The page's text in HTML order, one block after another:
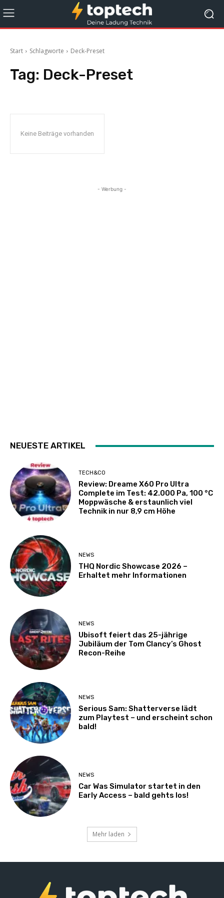
Start Schlagworte Deck-Preset
Tag: Deck-Preset
Keine Beiträge vorhanden
- Werbung -
NEUESTE ARTIKEL
TECH&CO
Review: Dreame X60 Pro Ultra
Complete im Test: 42.000 Pa, 100 °C
Moppwäsche & erstaunlich viel
Technik in nur 8,9 cm Höhe
NEWS
THQ Nordic Showcase 2026 –
Erhaltet mehr Informationen
NEWS
Ubisoft feiert das 25-jährige
Jubiläum der Tom Clancy’s Ghost
Recon-Reihe
NEWS
Serious Sam: Shatterverse lädt
zum Playtest – und erscheint schon
bald!
NEWS
Car Was Simulator startet in den
Early Access – bald gehts los!
Mehr laden